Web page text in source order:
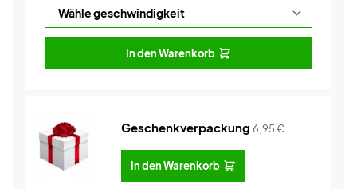
In den Warenkorb
Geschenkverpackung 6,95€
In den Warenkorb